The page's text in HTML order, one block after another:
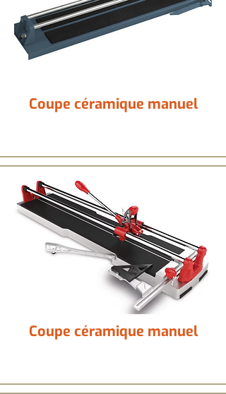
Coupe céramique manuel
Coupe céramique manuel